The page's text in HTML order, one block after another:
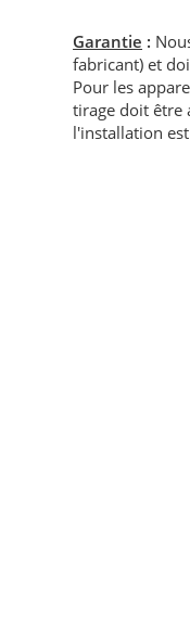
Garantie :
fabricant) et
Pour les
tirage doit être
l'installation